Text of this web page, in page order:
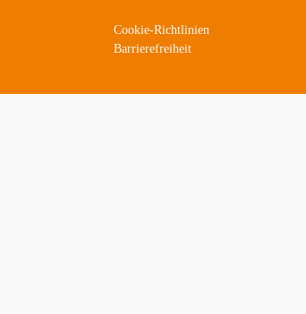
Cookie-Richtlinien
Barrierefreiheit